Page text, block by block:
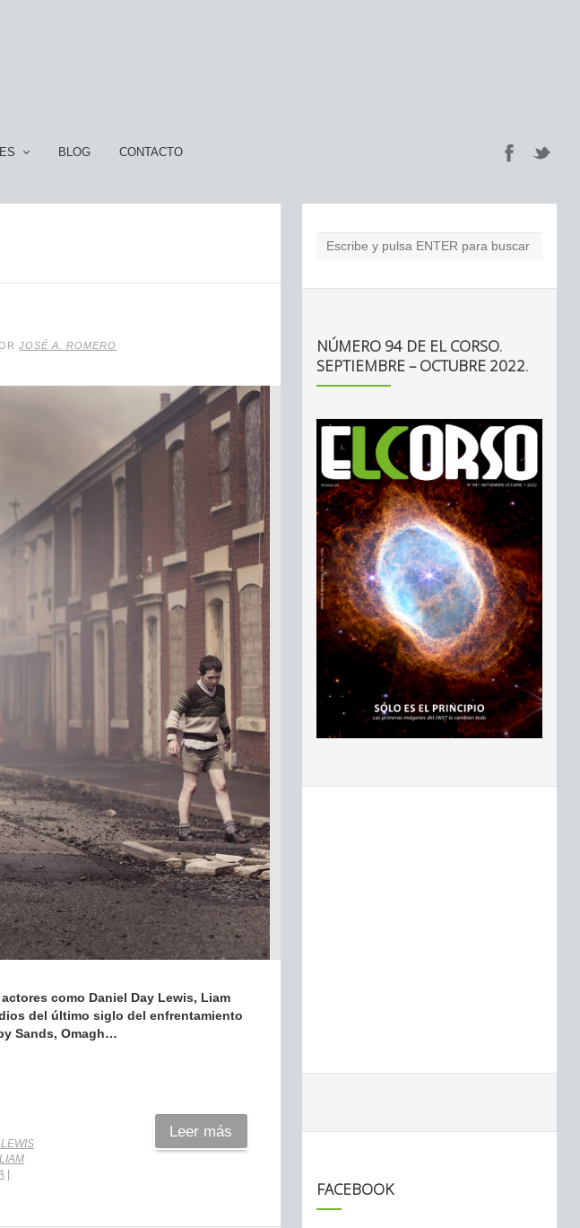
BLOG CONTACTO
JOSÉ A. ROMERO
como Daniel Day Lewis, Liam
del último siglo del enfrentamiento
Sands, Omagh…
LIAM
Leer más
NÚMERO 94 DE EL CORSO.
SEPTIEMBRE – OCTUBRE 2022.
FACEBOOK